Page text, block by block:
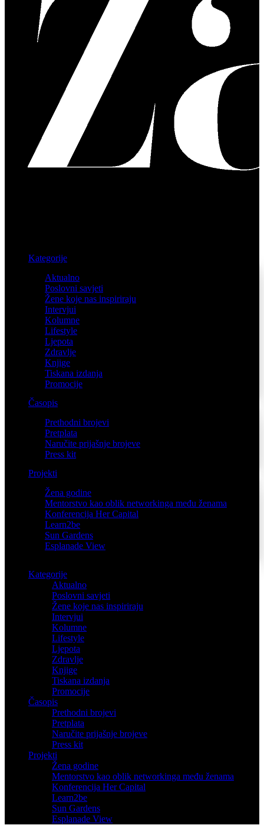
Kategorije
Aktualno
Poslovni savjeti
Žene koje nas inspiriraju
Intervjui
Kolumne
Lifestyle
Ljepota
Zdravlje
Knjige
Tiskana izdanja
Promocije
Časopis
Prethodni brojevi
Pretplata
Naručite prijašnje brojeve
Press kit
Projekti
Žena godine
Mentorstvo kao oblik networkinga među ženama
Konferencija Her Capital
Learn2be
Sun Gardens
Esplanade View
Kategorije
Aktualno
Poslovni savjeti
Žene koje nas inspiriraju
Intervjui
Kolumne
Lifestyle
Ljepota
Zdravlje
Knjige
Tiskana izdanja
Promocije
Časopis
Prethodni brojevi
Pretplata
Naručite prijašnje brojeve
Press kit
Projekti
Žena godine
Mentorstvo kao oblik networkinga među ženama
Konferencija Her Capital
Learn2be
Sun Gardens
Esplanade View